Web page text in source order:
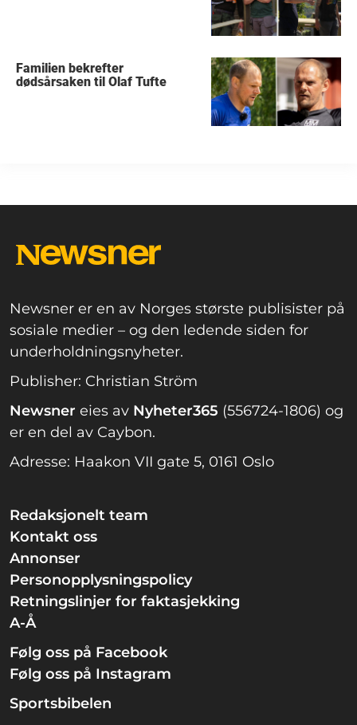
Familien bekrefter
dødsårsaken til Olaf Tufte
Newsner er en av Norges største publisister på
sosiale medier – og den ledende siden for
underholdningsnyheter.
Publisher: Christian Ström
Newsner eies av Nyheter365 (556724-1806) og
er en del av Caybon.
Adresse: Haakon VII gate 5, 0161 Oslo
Redaksjonelt team
Kontakt oss
Annonser
Personopplysningspolicy
Retningslinjer for faktasjekking
A-Å
Følg oss på Facebook
Følg oss på Instagram
Sportsbibelen